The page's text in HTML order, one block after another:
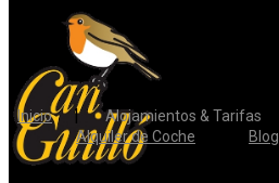
Inicio Alojamientos & Tarifas
Alquiler de Coche
Blog